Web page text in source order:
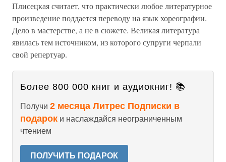
Плисецкая считает, что практически любое литературное
произведение поддается переводу на язык хореографии.
Дело в мастерстве, а не в сюжете. Великая литература
явилась тем источником, из которого супруги черпали
свой репертуар.
Более 800 000 книг и аудиокниг! 📚
Получи 2 месяца Литрес Подписки в
подарок и наслаждайся неограниченным
чтением
ПОЛУЧИТЬ ПОДАРОК